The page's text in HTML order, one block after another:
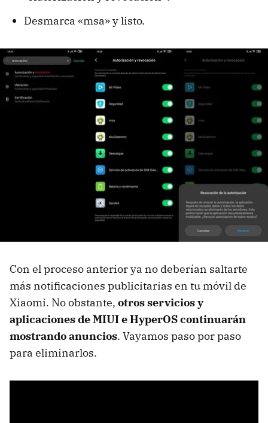
Desmarca «msa» y listo.
Con el proceso anterior ya no deberían saltarte
más notificaciones publicitarias en tu móvil de
Xiaomi. No obstante, otros servicios y
aplicaciones de MIUI e HyperOS continuarán
mostrando anuncios. Vayamos paso por paso
para eliminarlos.